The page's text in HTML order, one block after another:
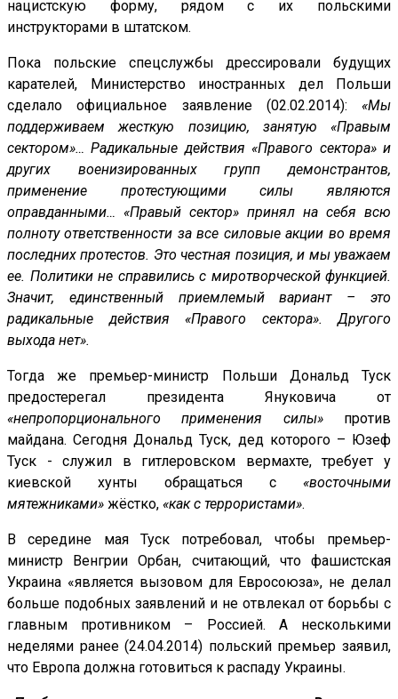
нацистскую форму, рядом с их польскими
инструкторами в штатском.
Пока польские спецслужбы дрессировали будущих
карателей, Министерство иностранных дел Польши
сделало официальное заявление (02.02.2014): «Мы
поддерживаем жесткую позицию, занятую «Правым
сектором»… Радикальные действия «Правого сектора» и
других военизированных групп демонстрантов,
применение протестующими силы являются
оправданными… «Правый сектор» принял на себя всю
полноту ответственности за все силовые акции во время
последних протестов. Это честная позиция, и мы уважаем
ее. Политики не справились с миротворческой функцией.
Значит, единственный приемлемый вариант – это
радикальные действия «Правого сектора». Другого
выхода нет».
Тогда же премьер-министр Польши Дональд Туск
предостерегал президента Януковича от
«непропорционального применения силы»против
майдана. Сегодня Дональд Туск, дед которого – Юзеф
Туск - служил в гитлеровском вермахте, требует у
киевской хунты обращаться с «восточными
мятежниками» жёстко, «как с террористами».
В середине мая Туск потребовал, чтобы премьер-
министр Венгрии Орбан, считающий, что фашистская
Украина «является вызовом для Евросоюза», не делал
больше подобных заявлений и не отвлекал от борьбы с
главным противником – Россией. А несколькими
неделями ранее (24.04.2014) польский премьер заявил,
что Европа должна готовиться к распаду Украины.